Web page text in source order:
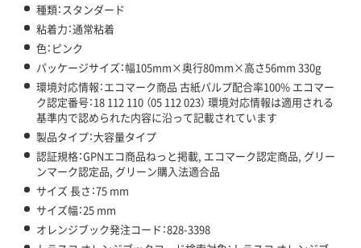
種類：スタンダード
粘着力：通常粘着
色：ピンク
パッケージサイズ：幅105mm×奥行80mm×高さ56mm 330g
環境対応情報：エコマーク商品 古紙パルプ配合率100% エコマー
ク認定番号：18 112 110 （05 112 023） 環境対応情報は適用される
基準内で認められた内容に沿って記載されています
製品タイプ：大容量タイプ
認証規格：GPNエコ商品ねっと掲載, エコマーク認定商品, グリー
ンマーク認定品, グリーン購入法適合品
サイズ 長さ：75 mm
サイズ幅：25 mm
オレンジブック発注コード：828-3398